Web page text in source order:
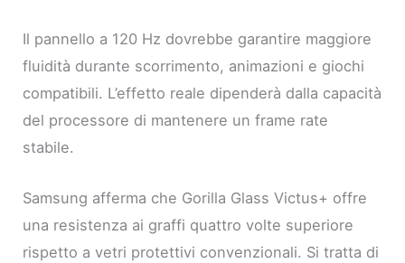
Il pannello a 120 Hz dovrebbe garantire maggiore
fluidità durante scorrimento, animazioni e giochi
compatibili. L’effetto reale dipenderà dalla capacità
del processore di mantenere un frame rate
stabile.
Samsung afferma che Gorilla Glass Victus+ offre
una resistenza ai graffi quattro volte superiore
rispetto a vetri protettivi convenzionali. Si tratta di